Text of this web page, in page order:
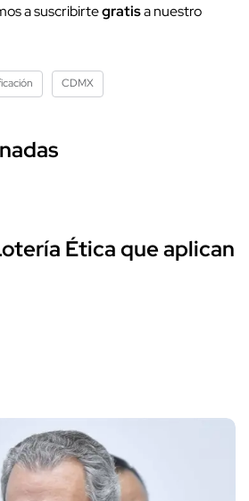
a suscribirtegratisa nuestro
CDMX
Ética que aplican